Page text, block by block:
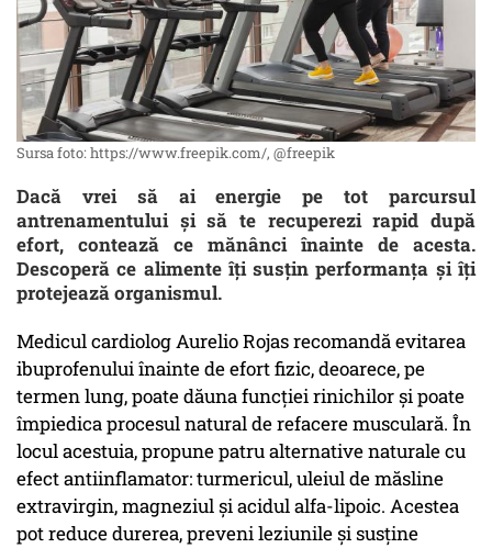
Sursa foto: https://www.freepik.com/, @freepik
Dacă vrei să ai energie pe tot parcursul
antrenamentului și să te recuperezi rapid după
efort, contează ce mănânci înainte de acesta.
Descoperă ce alimente îți susțin performanța și îți
protejează organismul.
Medicul cardiolog Aurelio Rojas recomandă evitarea
ibuprofenului înainte de efort fizic, deoarece, pe
termen lung, poate dăuna funcției rinichilor și poate
împiedica procesul natural de refacere musculară. În
locul acestuia, propune patru alternative naturale cu
efect antiinflamator: turmericul, uleiul de măsline
extravirgin, magneziul și acidul alfa-lipoic. Acestea
pot reduce durerea, preveni leziunile și susține